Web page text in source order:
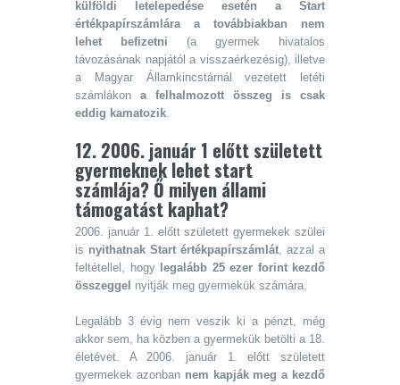
külföldi letelepedése esetén a Start
értékpapírszámlára a továbbiakban nem
lehet befizetni (a gyermek hivatalos
távozásának napjától a visszaérkezésig), illetve
a Magyar Államkincstárnál vezetett letéti
számlákon a felhalmozott összeg is csak
eddig kamatozik.
12. 2006. január 1 előtt született
gyermeknek lehet start
számlája? Ő milyen állami
támogatást kaphat?
2006. január 1. előtt született gyermekek szülei
is nyithatnak Start értékpapírszámlát, azzal a
feltétellel, hogy legalább 25 ezer forint kezdő
összeggel nyitják meg gyermekük számára.
Legalább 3 évig nem veszik ki a pénzt, még
akkor sem, ha közben a gyermekük betölti a 18.
életévet. A 2006. január 1. előtt született
gyermekek azonban nem kapják meg a kezdő